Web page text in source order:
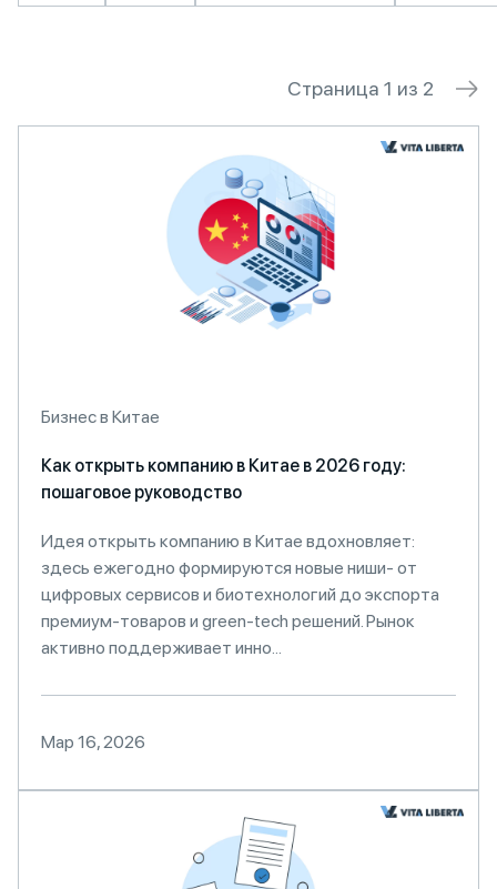
Страница 1 из 2
Бизнес в Китае
Как открыть компанию в Китае в 2026 году:
пошаговое руководство
Идея открыть компанию в Китае вдохновляет:
здесь ежегодно формируются новые ниши- от
цифровых сервисов и биотехнологий до экспорта
премиум-товаров и green-tech решений. Рынок
активно поддерживает инно...
Мар 16, 2026